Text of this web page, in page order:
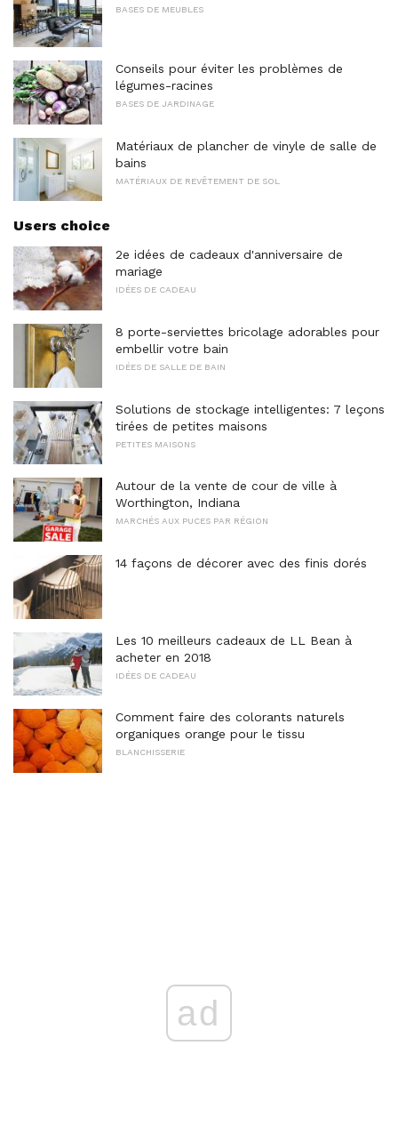
BASES DE MEUBLES
Conseils pour éviter les problèmes de
légumes-racines
BASES DE JARDINAGE
Matériaux de plancher de vinyle de salle de
bains
MATÉRIAUX DE REVÊTEMENT DE SOL
Users choice
2e idées de cadeaux d'anniversaire de
mariage
IDÉES DE CADEAU
8 porte-serviettes bricolage adorables pour
embellir votre bain
IDÉES DE SALLE DE BAIN
Solutions de stockage intelligentes: 7 leçons
tirées de petites maisons
PETITES MAISONS
Autour de la vente de cour de ville à
Worthington, Indiana
MARCHÉS AUX PUCES PAR RÉGION
14 façons de décorer avec des finis dorés
Les 10 meilleurs cadeaux de LL Bean à
acheter en 2018
IDÉES DE CADEAU
Comment faire des colorants naturels
organiques orange pour le tissu
BLANCHISSERIE
ad